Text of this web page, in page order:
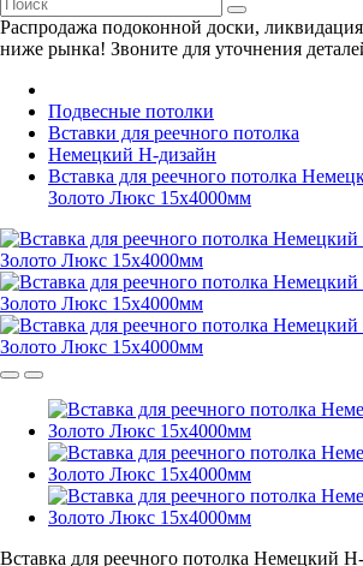
Распродажа подоконной доски,
ниже рынка! Звоните для уточнения
Подвесные потолки
Вставки для реечного потолка
Немецкий H-дизайн
Вставка для реечного потолка
Золото Люкс 15х4000мм
Вставка для реечного потолка Немецкий